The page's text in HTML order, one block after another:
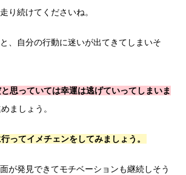
り続けてくださいね。
、自分の行動に迷いが出てきてしまいそ
思っていては幸運は逃げていってしまいま
ましょう。
ってイメチェンをしてみましょう。
が発見できてモチベーションも継続しそう